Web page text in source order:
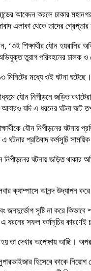
আবেদন করলে ঢাকার
এলাকা থেকে তাদের
শিক্ষার্থীর যৌন
তুরাগ পরিবহনের চালক ও
মিনিটের মধ্যে ওই ঘটনা
যৌন নিপীড়নে জড়িত
আবারও যদি এ ধরনের
যৌন নিপীড়নের
ঘটনার প্রতিবাদ কর্মসূচি
ঘটনায় জড়িত থাকার
ক্যাম্পাসে আনন্দ উদ্যাপন
সৃষ্টি না করে
ধরনের সফল কর্মসূচির কারণেই
তা দেখার অপেক্ষায় আছি।
হিসেবে কাকে